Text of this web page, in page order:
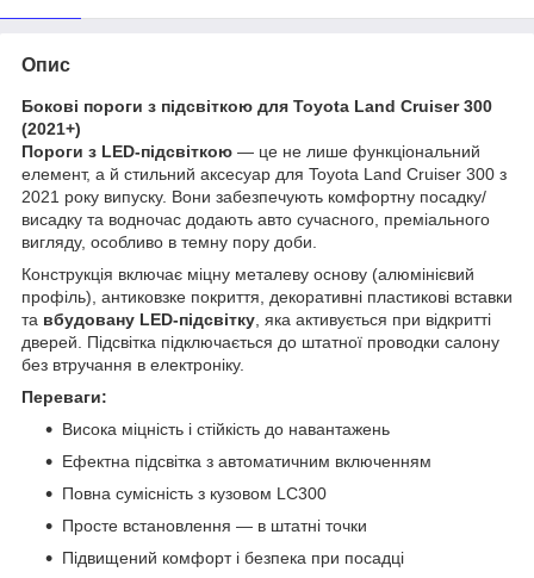
Опис
Бокові пороги з підсвіткою для Toyota Land Cruiser 300
(2021+)
Пороги з LED-підсвіткою — це не лише функціональний
елемент, а й стильний аксесуар для Toyota Land Cruiser 300 з
2021 року випуску. Вони забезпечують комфортну посадку/
висадку та водночас додають авто сучасного, преміального
вигляду, особливо в темну пору доби.
Конструкція включає міцну металеву основу (алюмінієвий
профіль), антиковзке покриття, декоративні пластикові вставки
та вбудовану LED-підсвітку , яка активується при відкритті
дверей. Підсвітка підключається до штатної проводки салону
без втручання в електроніку.
Переваги:
Висока міцність і стійкість до навантажень
Ефектна підсвітка з автоматичним включенням
Повна сумісність з кузовом LC300
Просте встановлення — в штатні точки
Підвищений комфорт і безпека при посадці